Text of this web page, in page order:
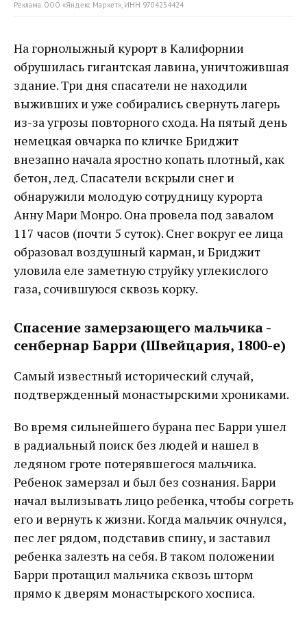
Реклама. ООО «Яндекс Маркет», ИНН 9704254424
На горнолыжный курорт в Калифорнии
обрушилась гигантская лавина, уничтожившая
здание. Три дня спасатели не находили
выживших и уже собирались свернуть лагерь
из-за угрозы повторного схода. На пятый день
немецкая овчарка по кличке Бриджит
внезапно начала яростно копать плотный, как
бетон, лед. Спасатели вскрыли снег и
обнаружили молодую сотрудницу курорта
Анну Мари Монро. Она провела под завалом
117 часов (почти 5 суток). Снег вокруг ее лица
образовал воздушный карман, и Бриджит
уловила еле заметную струйку углекислого
газа, сочившуюся сквозь корку.
Спасение замерзающего мальчика -
сенбернар Барри (Швейцария, 1800-е)
Самый известный исторический случай,
подтвержденный монастырскими хрониками.
Во время сильнейшего бурана пес Барри ушел
в радиальный поиск без людей и нашел в
ледяном гроте потерявшегося мальчика.
Ребенок замерзал и был без сознания. Барри
начал вылизывать лицо ребенка, чтобы согреть
его и вернуть к жизни. Когда мальчик очнулся,
пес лег рядом, подставив спину, и заставил
ребенка залезть на себя. В таком положении
Барри протащил мальчика сквозь шторм
прямо к дверям монастырского хосписа.